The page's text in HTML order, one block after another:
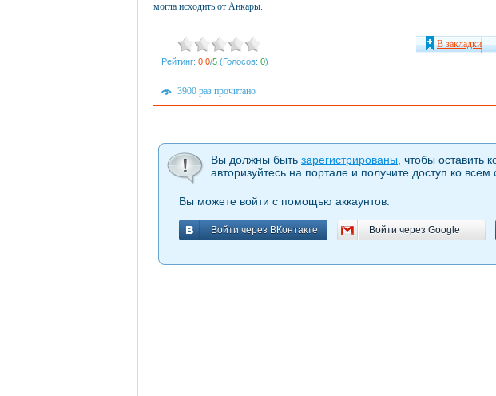
могла исходить от Анкары.
Рейтинг: 0,0/5 (Голосов: 0)
В закладки
3900 раз прочитано
Вы должны быть зарегистрированы , чтобы оставить
авторизуйтесь на портале и получите доступ ко всем
Вы можете войти с помощью аккаунтов:
Войти через ВКонтакте
Войти через ВКонтакте Войти через Google
Войти через Google